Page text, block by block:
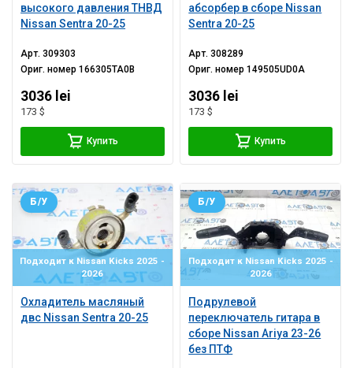
высокого давления ТНВД
Nissan Sentra 20-25
Арт.309303
Ориг. номер166305TA0B
3036 lei
173 $
Купить
абсорбер в сборе Nissan
Sentra 20-25
Арт.308289
Ориг. номер149505UD0A
3036 lei
173 $
Купить
Подходит к Nissan Kicks 2025 -
2026
Охладитель масляный
двс Nissan Sentra 20-25
Б/У
Подходит к Nissan Kicks 2025 -
2026
Подрулевой
переключатель гитара в
сборе Nissan Ariya 23-26
без ПТФ
Б/У